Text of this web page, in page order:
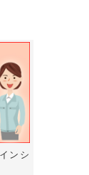
日
ンシ